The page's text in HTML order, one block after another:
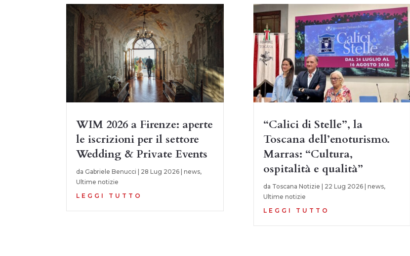
WIM 2026 a Firenze: aperte
le iscrizioni per il settore
Wedding & Private Events
da Gabriele Benucci 28 Lug 2026 |news,
Ultime notizie
LEGGI TUTTO
“Calici di Stelle”, la
Toscana dell’enoturismo.
Marras: “Cultura,
ospitalità e qualità”
da Toscana Notizie 22 Lug 2026| news,
Ultime notizie
LEGGI TUTTO